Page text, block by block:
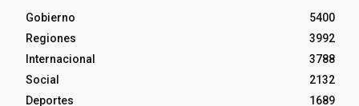
Gobierno
5400
Regiones
3992
Internacional
3788
Social
2132
Deportes
1689